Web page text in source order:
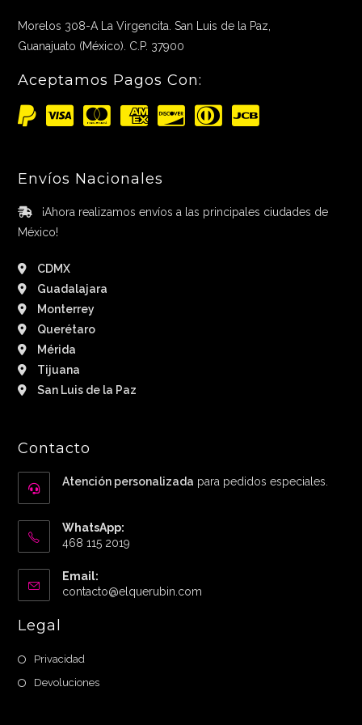
Morelos 308-A La Virgencita. San Luis de la Paz,
Guanajuato (México). C.P. 37900
Aceptamos Pagos Con:
Envíos Nacionales
¡Ahora realizamos envíos a las principales ciudades de
México!
CDMX
Guadalajara
Monterrey
Querétaro
Mérida
Tijuana
San Luis de la Paz
Contacto
Atención personalizada para pedidos especiales.
WhatsApp:
468 115 2019
Email:
contacto@elquerubin.com
Legal
Privacidad
Devoluciones